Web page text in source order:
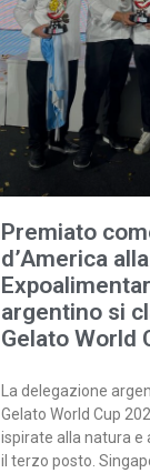
Premiato
d’America
argentino si
Gelato World
La delegazione
Gelato World Cup
ispirate alla natura e
il terzo posto.